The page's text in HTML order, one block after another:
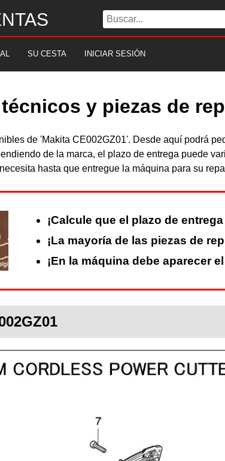
SU CESTA INICIAR SESIÓN
y piezas de
de 'Makita CE002GZ01'. Desde aquí podrá
de la marca, el plazo de entrega puede
hasta que entregue la máquina para su
¡Calcule que el plazo de
¡La mayoría de las piezas de
¡En la máquina debe aparecer el